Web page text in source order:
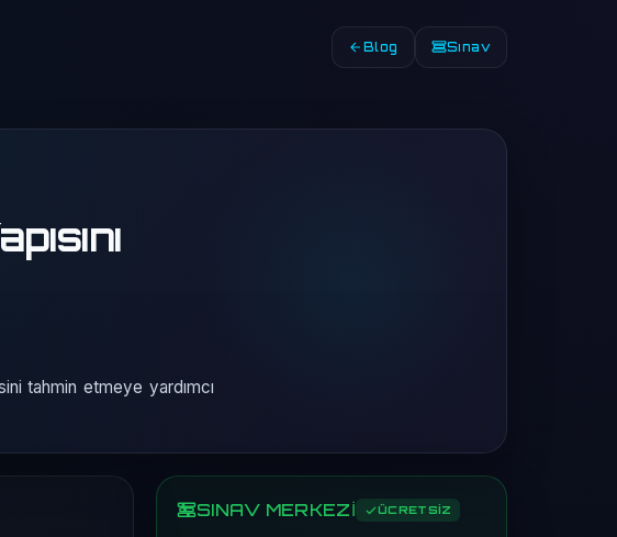
Blog Sınav
tahmin etmeye yardımcı
SINAV MERKEZİ ÜCRETSİZ